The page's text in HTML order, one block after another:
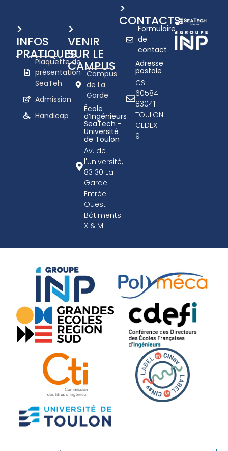
>
CONTACTS
Formulaire
de
contact
Adresse
postale
CS
60584
83041
TOULON
CEDEX
9
>
VENIR
SUR LE
CAMPUS
Campus
de La
Garde
École
d’Ingénieurs
SeaTech -
Université
de Toulon
Av. de
l'Université,
83130 La
Garde
Entrée
Ouest
Bâtiments
X & M
>
INFOS
PRATIQUES
Plaquette de
présentation
SeaTeh
Admission
Handicap